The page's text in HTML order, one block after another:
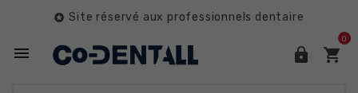
 Site réservé aux professionnels dentaire
  
0